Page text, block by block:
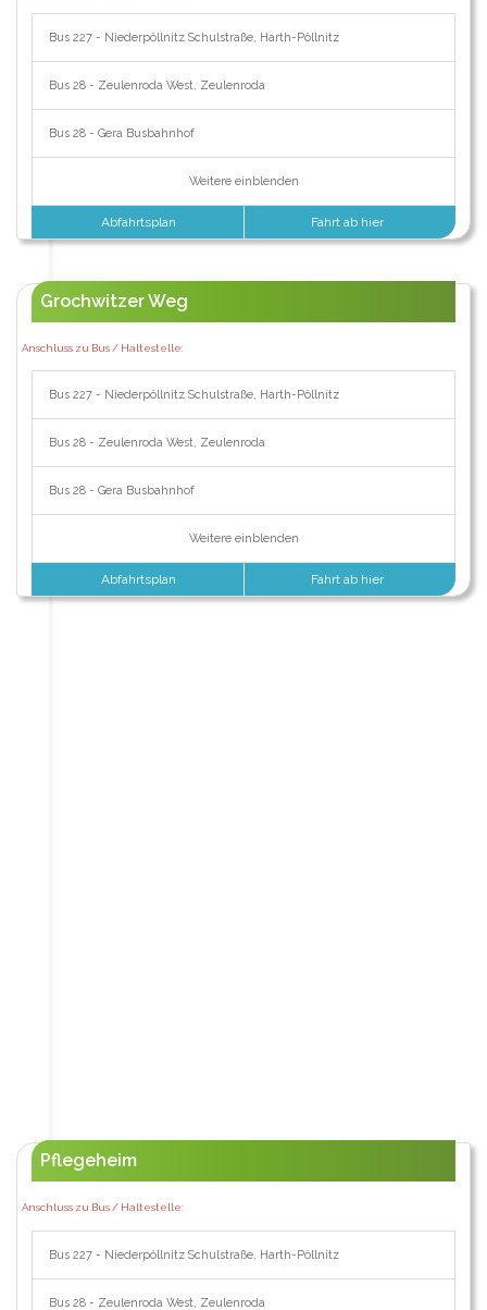
Bus 227 - Niederpöllnitz Schulstraße, Harth-Pöllnitz
Bus 28 - Zeulenroda West, Zeulenroda
Bus 28 - Gera Busbahnhof
Weitere einblenden
Abfahrtsplan Fahrt ab hier
Grochwitzer Weg
Anschluss zu Bus / Haltestelle:
Bus 227 - Niederpöllnitz Schulstraße, Harth-Pöllnitz
Bus 28 - Zeulenroda West, Zeulenroda
Bus 28 - Gera Busbahnhof
Weitere einblenden
Abfahrtsplan Fahrt ab hier
Pflegeheim
Anschluss zu Bus / Haltestelle:
Bus 227 - Niederpöllnitz Schulstraße, Harth-Pöllnitz
Bus 28 - Zeulenroda West, Zeulenroda